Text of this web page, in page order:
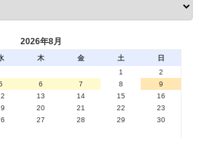
2026年8月
木 金 土
日
1
2
6 7 8
9
13 14 15
16
20 21 22
23
27 28 29
30